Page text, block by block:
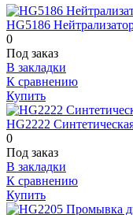
HG5186
0
Под заказ
В закладки
К сравнению
Купить
HG2222
0
Под заказ
В закладки
К сравнению
Купить